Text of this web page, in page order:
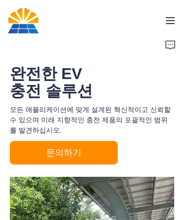
완전한 EV
충전 솔루션
모든 애플리케이션에 맞게 설계된 혁신적이고 신뢰할
수 있으며 미래 지향적인 충전 제품의 포괄적인 범위
를 발견하십시오.
문의하기
제품
브랜드